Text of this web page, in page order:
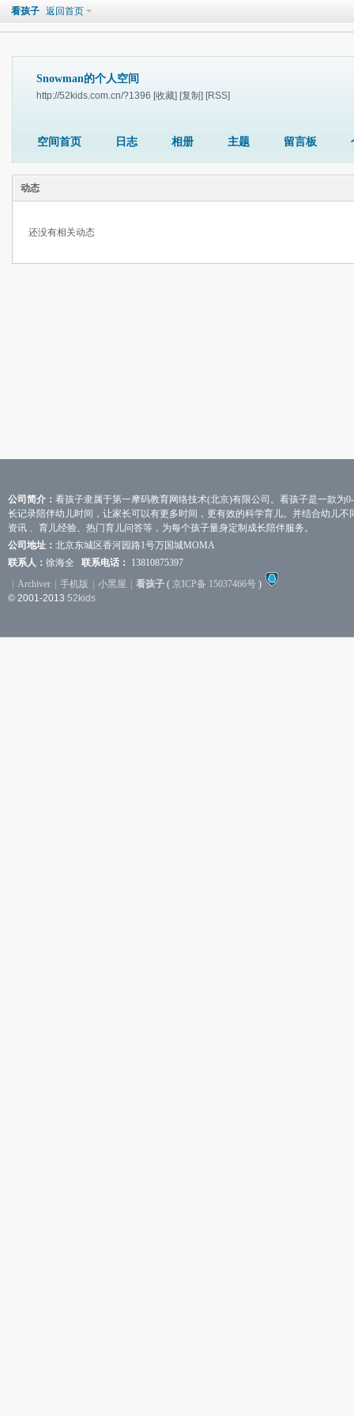
看孩子 返回首页
Snowman的个人空间
http://52kids.com.cn/?1396 [收藏] [复制] [RSS]
空间首页 日志 相册 主题 留言板
动态
还没有相关动态
公司简介： 看孩子隶属于第一摩码教育网络技术(北京)有限公司。看孩子是一款为
长记录陪伴幼儿时间，让家长可以有更多时间，更有效的科学育儿。并结合幼儿
资讯 、育儿经验、热门育儿问答等，为每个孩子量身定制成长陪伴服务。
公司地址： 北京东城区香河园路1号万国城MOMA
联系人： 徐海全 联系电话：
13810875397
Archiver 手机版 小黑屋 看孩子 ( 京ICP备 15037466号 )
© 2001-2013 52kids